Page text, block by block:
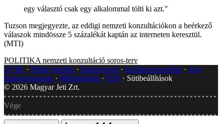
egy választó csak egy alkalommal tölti ki azt."
Tuzson megjegyezte, az eddigi nemzeti konzultációkon a beérkező
válaszok mindössze 5 százalékát kaptán az interneten keresztül.
(MTI)
POLITIKA nemzeti konzultáció soros-terv
GYIK
Hibát jelentek Impresszum Javítások kezelése
Jogi
dokumentumok
Médiaajánlat RSS
Sütibeállítások
© 2026 Magyar Jeti Zrt.
Vége